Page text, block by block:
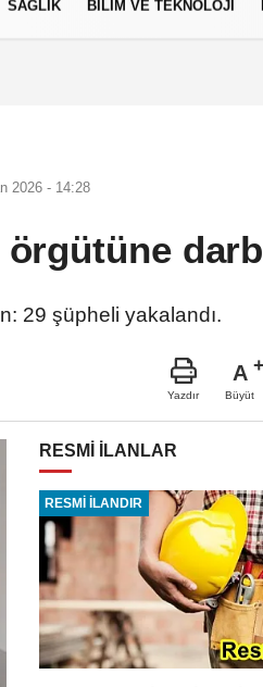
SAĞLIK BİLİM VE TEKNOLOJİ
2026 - 14:28
29 şüpheli yakalandı.
Yazdır
A
Büyüt
RESMİ İLANLAR
RESMİ İLANDIR